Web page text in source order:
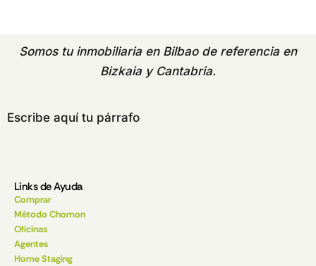
Somos tu inmobiliaria en Bilbaode referencia en
Bizkaia y Cantabria.
Escribe aquí tu párrafo
Links de Ayuda
Comprar
Método Chomon
Oficinas
Agentes
Home Staging